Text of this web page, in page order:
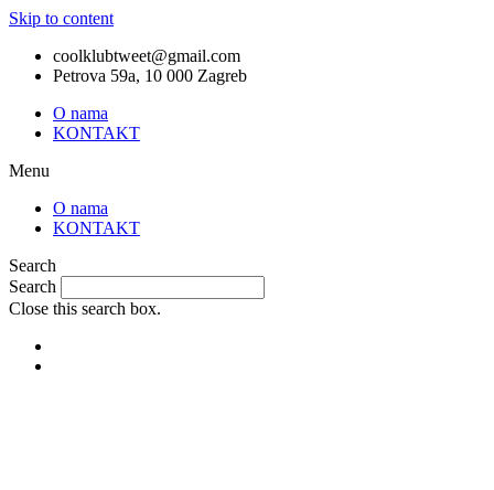
Skip to content
coolklubtweet@gmail.com
Petrova 59a, 10 000 Zagreb
O nama
KONTAKT
Menu
O nama
KONTAKT
Search
Search
Close this search box.